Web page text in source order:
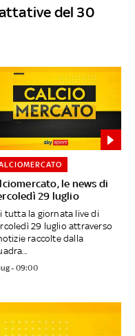
del 30
le news di
29 luglio
tutta la giornata live di
29 luglio attraverso
raccolte dalla
- 09:00